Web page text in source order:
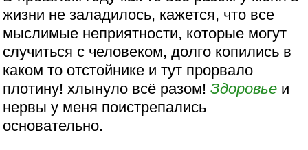
жизни не заладилось, кажется, что все
мыслимые неприятности, которые могут
случиться с человеком, долго копились в
каком то отстойнике и тут прорвало
плотину! хлынуло всё разом!Здоровье и
нервы у меня поистрепались
основательно.